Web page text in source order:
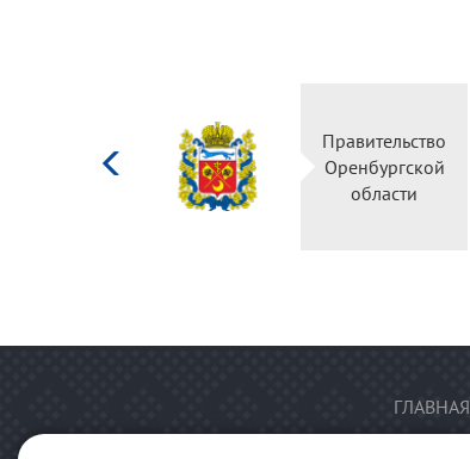
Правительство
Оренбургской
области
ГЛАВНАЯ